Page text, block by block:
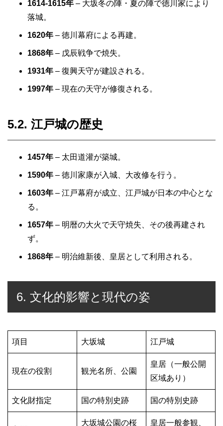
1614-1615年 – 大坂冬の陣・夏の陣で徳川家により
落城。
1620年 – 徳川幕府による再建。
1868年 – 戊辰戦争で焼失。
1931年 – 復興天守が建設される。
1997年 – 現在の天守が修復される。
5.2. 江戸城の歴史
1457年 – 太田道灌が築城。
1590年 – 徳川家康が入城、大改修を行う。
1603年 – 江戸幕府が成立、江戸城が日本の中心とな
る。
1657年 – 明暦の大火で天守焼失、その後再建され
ず。
1868年 – 明治維新後、皇居として利用される。
6. 文化的影響と現代の姿
項目 大坂城 江戸城
現在の役割 観光名所、公園
皇居（一般公開
区域あり）
文化財指定 国の特別史跡 国の特別史跡
大坂城公園の桜
皇居一般参観、